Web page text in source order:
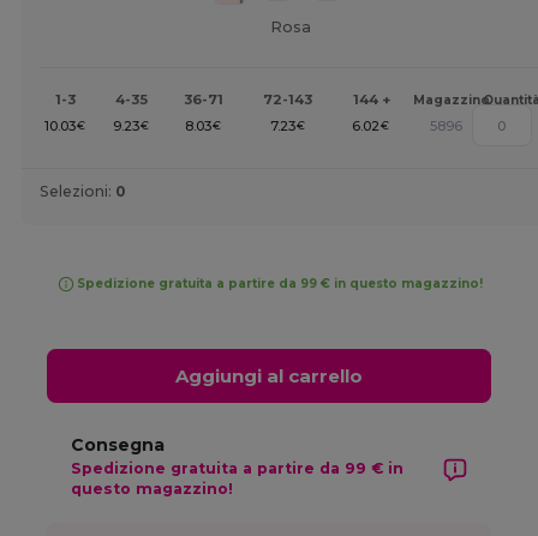
Rosa
1-3 4-35 36-71 72-143 144 + Magazzino
10.03€ 9.23€ 8.03€ 7.23€ 6.02€ 5896
Selezioni: 0
Spedizione gratuita a partire da 99 € in questo magazzino!
Aggiungi al carrello
Consegna
Spedizione gratuita a partire da 99 € in
questo magazzino!